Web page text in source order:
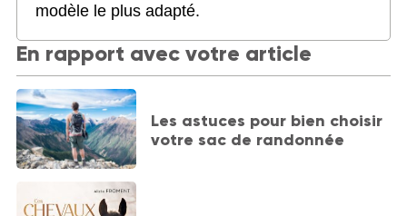
modèle le plus adapté.
En rapport avec votre article
Les astuces pour bien choisir
votre sac de randonnée